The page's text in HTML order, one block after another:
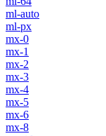
ml-auto
ml-px
mx-0
mx-1
mx-2
mx-3
mx-4
mx-5
mx-6
mx-8